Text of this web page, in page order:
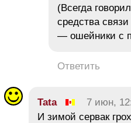
(Всегда
средства
— ошейники с
Ответить
Tata 7 июн,
И зимой сервак